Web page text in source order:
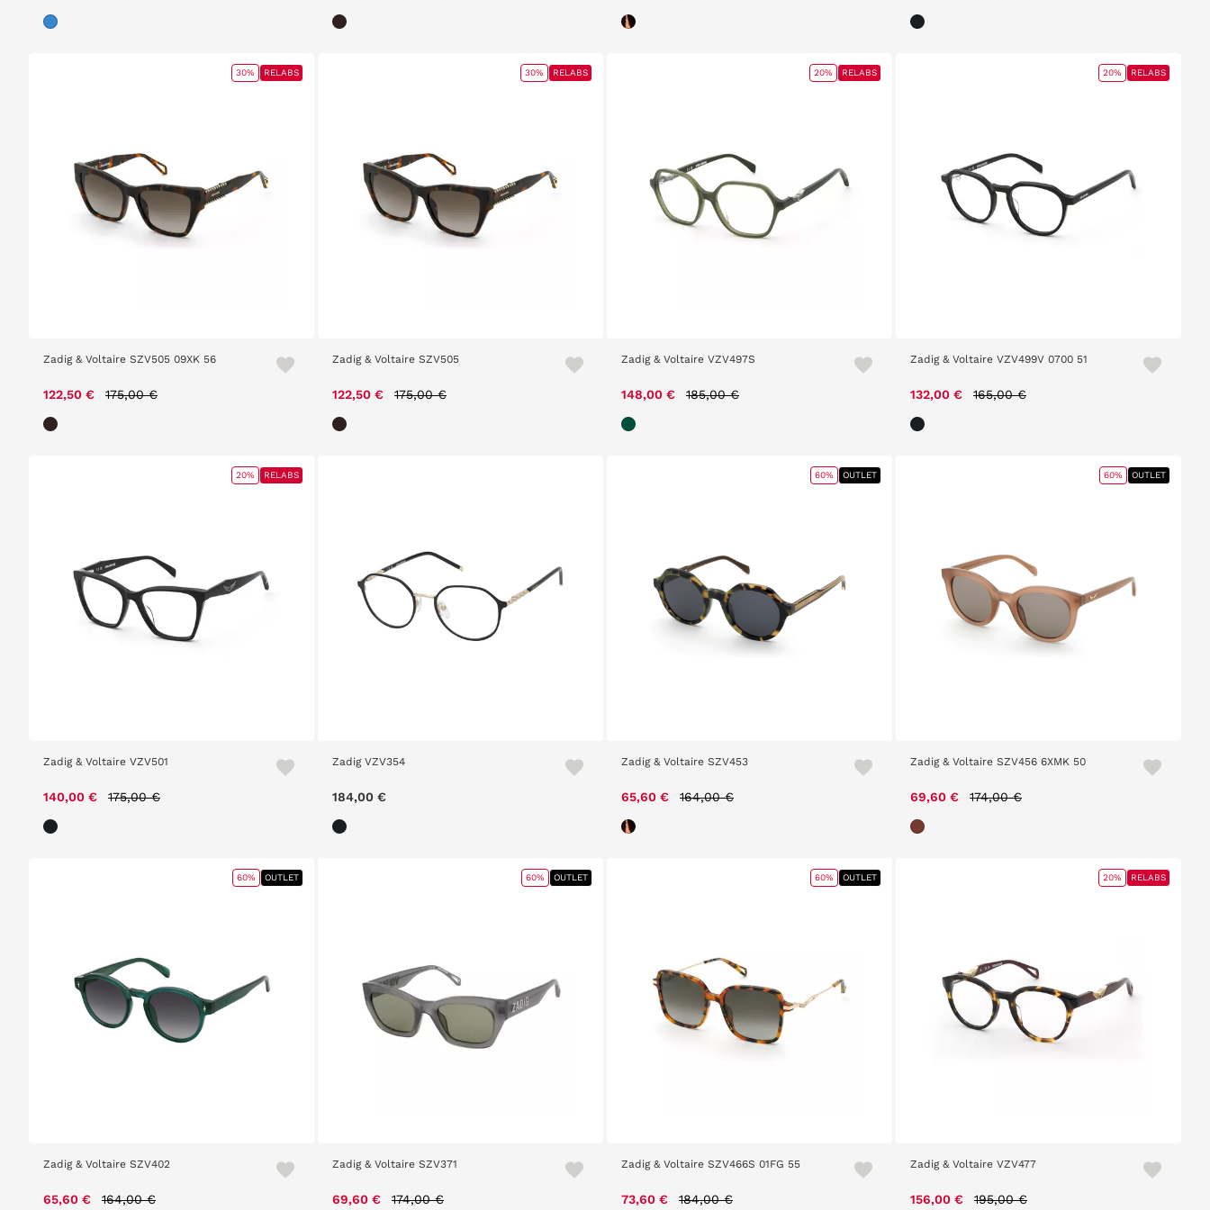
Zadig & Voltaire SZV505 09XK 56
122,50 € Price reduced from
175,00 €
30% RELABS
Zadig & Voltaire SZV505
122,50 € Price reduced from
175,00 €
30% RELABS
Zadig & Voltaire VZV497S
148,00 € Price reduced from
185,00 €
20% RELABS
Zadig & Voltaire VZV499V 0700 51
132,00 € Price reduced from
165,00 €
20% RELABS
Zadig & Voltaire VZV501
140,00 € Price reduced from
175,00 €
20% RELABS
Zadig VZV354
184,00 €
Zadig & Voltaire SZV453
65,60 € Price reduced from
164,00 €
60% OUTLET
Zadig & Voltaire SZV456 6XMK 50
69,60 € Price reduced from
174,00 €
60% OUTLET
Zadig & Voltaire SZV402
65,60 € Price reduced from
164,00 €
60% OUTLET
Zadig & Voltaire SZV371
69,60 € Price reduced from
174,00 €
60% OUTLET
Zadig & Voltaire SZV466S 01FG 55
73,60 € Price reduced from
184,00 €
60% OUTLET
Zadig & Voltaire VZV477
156,00 € Price reduced from
195,00 €
20% RELABS